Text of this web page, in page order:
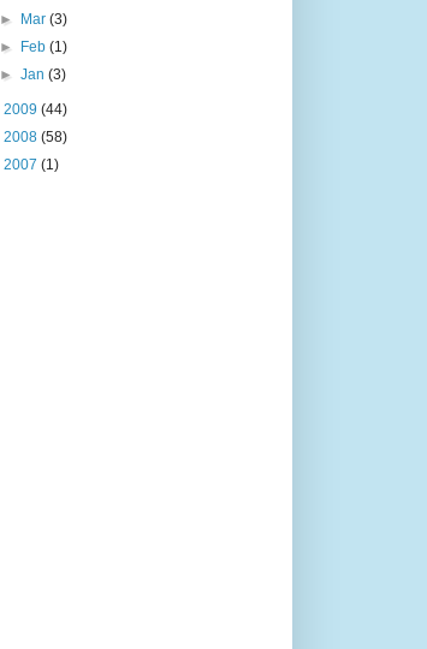
► Mar(3)
►
Feb(1)
►Jan(3)
2009 (44)
2008 (58)
2007 (1)